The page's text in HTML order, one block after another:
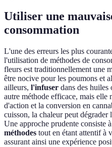
Utiliser une
consommation
L'une des erreurs les plus
l'utilisation de méthodes de
fleurs est traditionnellement une
être nocive pour les poumons et
ailleurs, l'infuser dans des huiles
autre méthode efficace, mais elle
d'action et la conversion en
cuisson, la chaleur peut dégrader
Une approche prudente consiste à
méthodes tout en étant attentif à
assurant ainsi une expérience